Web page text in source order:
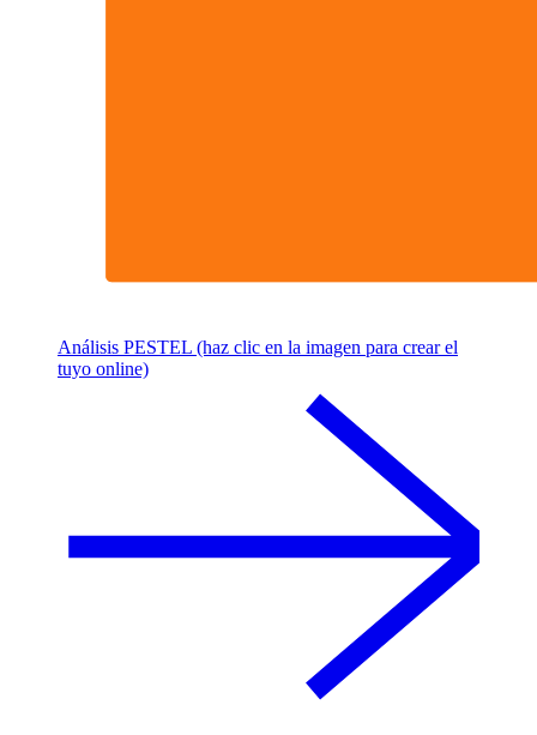
Análisis PESTEL (haz clic en la imagen para crear el
tuyo online)